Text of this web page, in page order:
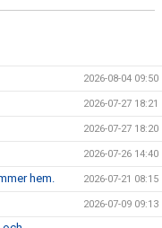
2026-08-04 09:50
2026-07-27 18:21
2026-07-27 18:20
2026-07-26 14:40
hem. 2026-07-21 08:15
2026-07-09 09:13